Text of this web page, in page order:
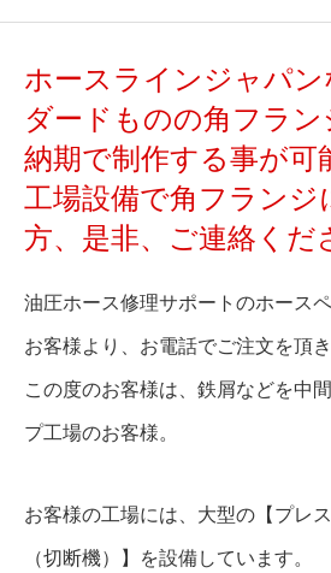
ホースラインジャパ
ダードものの角フラン
納期で制作する事が可
工場設備で角フランジ
方、是非、ご連絡くだ
油圧ホース修理サポートのホース
お客様より、お電話でご注文を頂き
この度のお客様は、鉄屑などを中
プ工場のお客様。
お客様の工場には、大型の【プレ
（切断機）】を設備しています。